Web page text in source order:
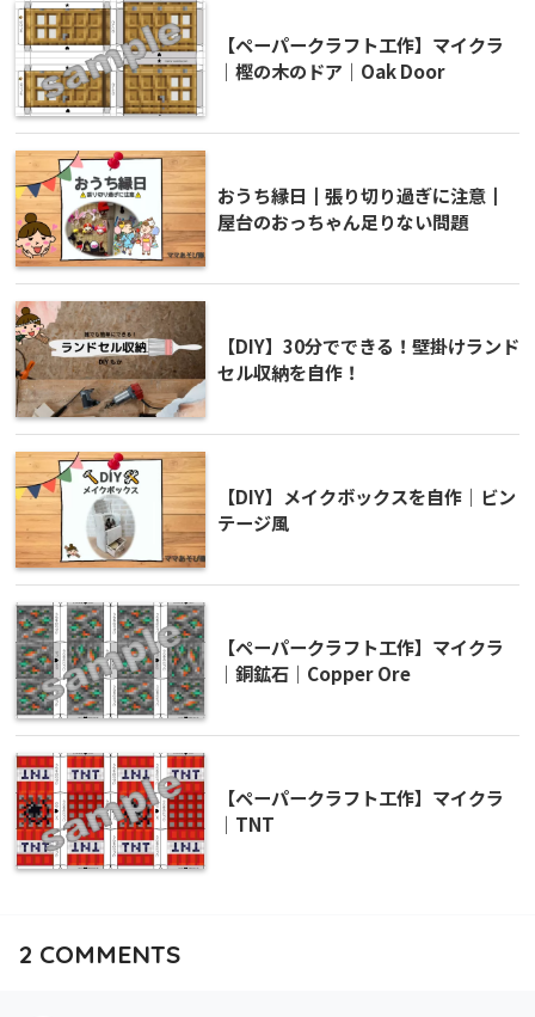
【ペーパークラフト工作】マイクラ
｜樫の木のドア｜Oak Door
おうち縁日┃張り切り過ぎに注意┃
屋台のおっちゃん足りない問題
【DIY】30分でできる！壁掛けランド
セル収納を自作！
【DIY】メイクボックスを自作｜ビン
テージ風
【ペーパークラフト工作】マイクラ
｜銅鉱石｜Copper Ore
【ペーパークラフト工作】マイクラ
｜TNT
2 COMMENTS